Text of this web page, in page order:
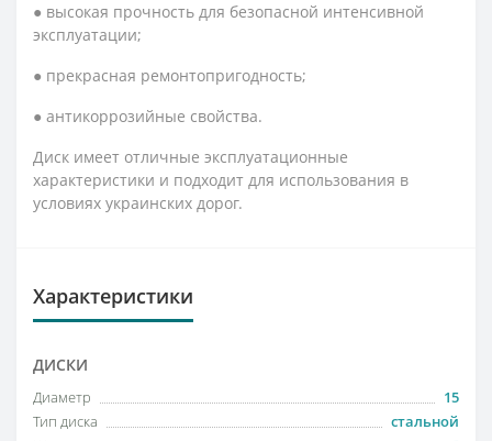
● высокая прочность для безопасной интенсивной
эксплуатации;
● прекрасная ремонтопригодность;
● антикоррозийные свойства.
Диск имеет отличные эксплуатационные
характеристики и подходит для использования в
условиях украинских дорог.
Характеристики
ДИСКИ
Диаметр
15
Тип диска
стальной